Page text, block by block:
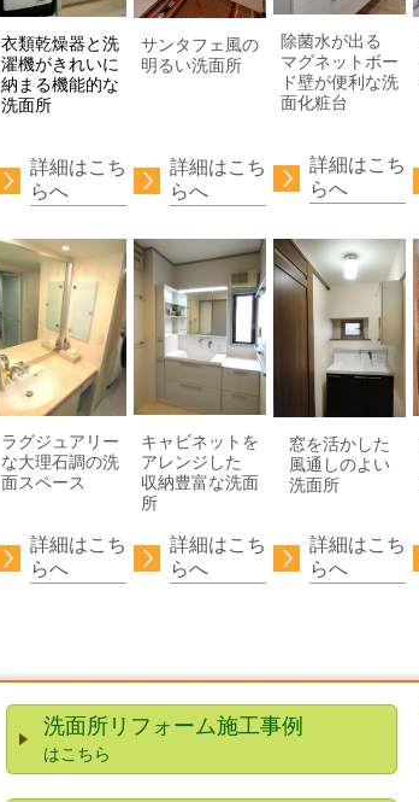
衣類乾燥器と洗
濯機がきれいに
納まる機能的な
洗面所
詳細はこち
らへ
サンタフェ風の
明るい洗面所
詳細はこち
らへ
除菌水が出る
マグネットボー
ド壁が便利な洗
面化粧台
詳細はこち
らへ
ラグジュアリー
な大理石調の洗
面スペース
詳細はこち
らへ
キャビネットを
アレンジした
収納豊富な洗面
所
詳細はこち
らへ
窓を活かした
風通しのよい
洗面所
詳細はこち
らへ
洗面所リフォーム施工事例
はこちら